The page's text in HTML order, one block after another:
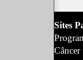
Sites
Câncer